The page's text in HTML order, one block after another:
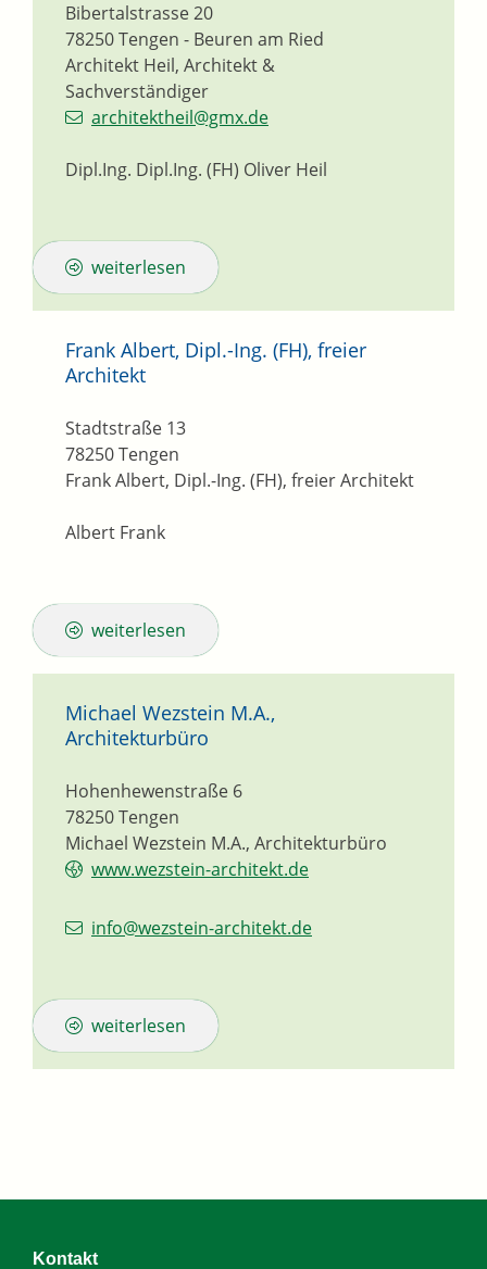
Architekt Heil, Architekt &
Sachverständiger
Bibertalstrasse 20
78250Tengen - Beuren am Ried
architektheil@gmx.de
Dipl.Ing. Dipl.Ing. (FH) Oliver Heil
weiterlesen
Frank Albert, Dipl.-Ing. (FH), freier
Architekt
Frank Albert, Dipl.-Ing. (FH), freier Architekt
Stadtstraße 13
78250Tengen
Albert Frank
weiterlesen
Michael Wezstein M.A.,
Architekturbüro
Michael Wezstein M.A., Architekturbüro
Hohenhewenstraße 6
78250Tengen
www.wezstein-architekt.de
info@wezstein-architekt.de
weiterlesen
Kontakt